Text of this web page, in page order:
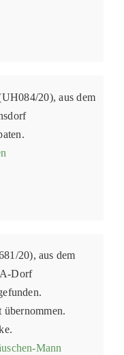
20), aus dem
20), aus dem
Dorf
übernommen.
Mann